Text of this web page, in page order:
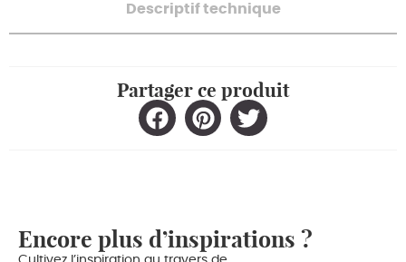
Descriptif technique
Partager ce produit
Encore plus d’inspirations ?